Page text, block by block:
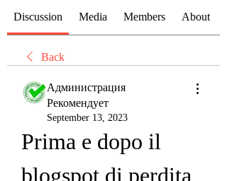
Discussion Media Members About
Back
Администрация
Рекомендует
September 13, 2023
Prima e dopo il
blogspot di perdita